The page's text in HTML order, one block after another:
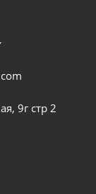
9г стр 2